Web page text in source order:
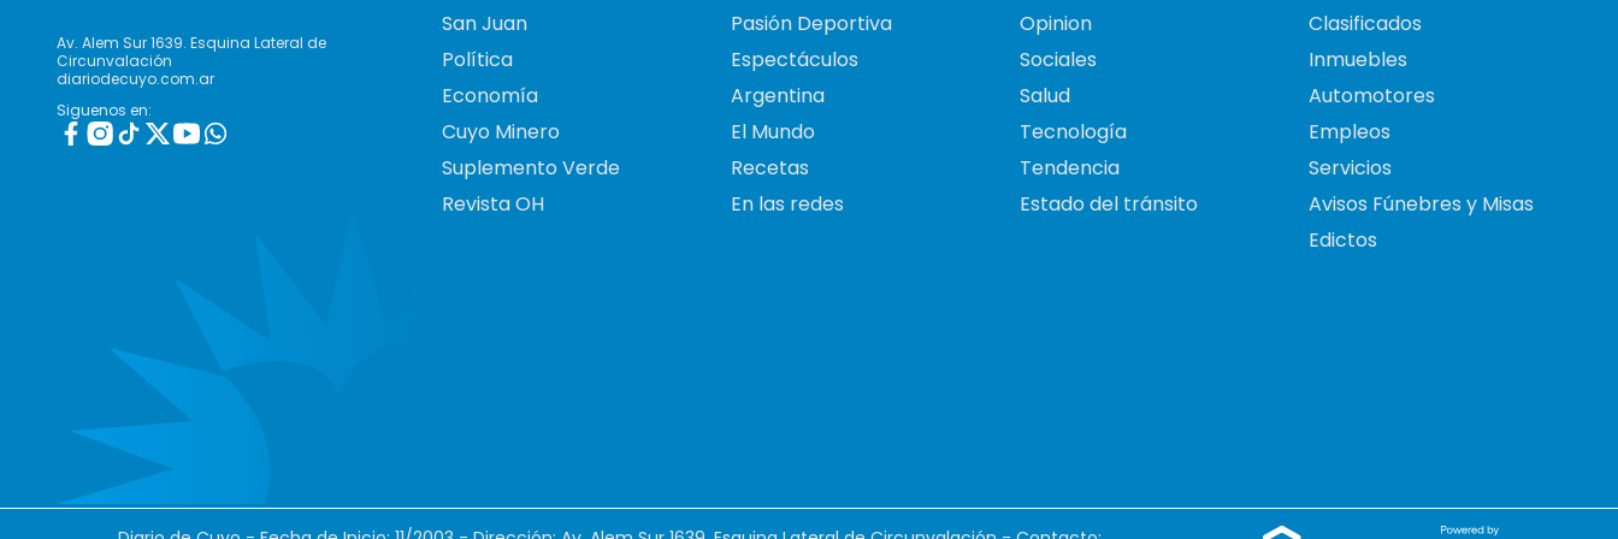
Av. Alem Sur 1639. Esquina Lateral de
Circunvalación
diariodecuyo.com.ar
Siguenos en:
San Juan
Política
Economía
Cuyo Minero
Suplemento Verde
Revista OH
Pasión Deportiva
Espectáculos
Argentina
El Mundo
Recetas
En las redes
Opinion
Sociales
Salud
Tecnología
Tendencia
Estado del tránsito
Clasificados
Inmuebles
Automotores
Empleos
Servicios
Avisos Fúnebres y Misas
Edictos